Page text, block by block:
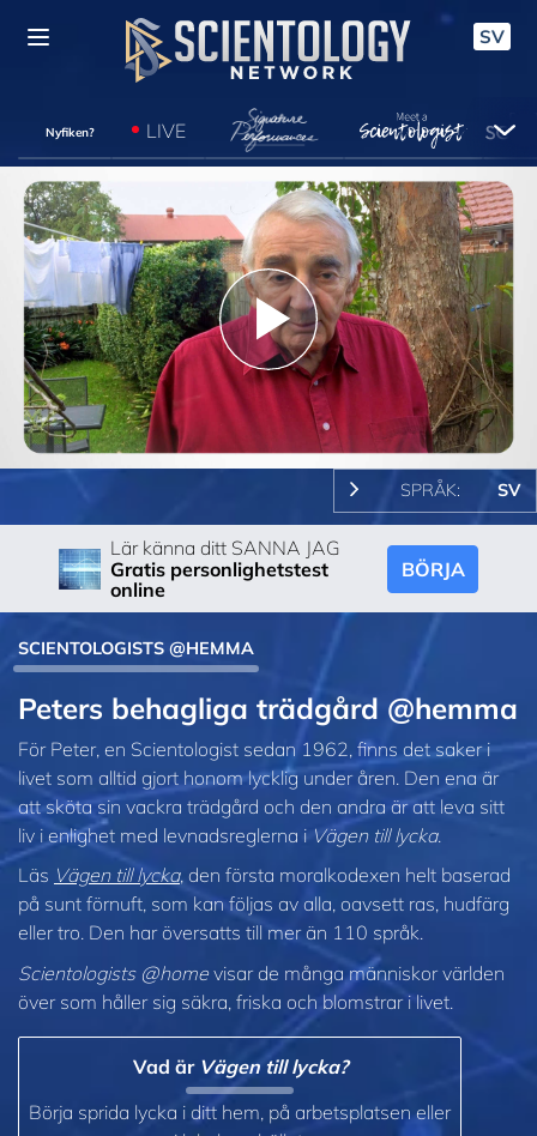
SV
Nyfiken? LIVE
Play
Video
SPRÅK: SV
Lär känna ditt SANNA JAG
Gratis personlighetstest
online
BÖRJA
SCIENTOLOGISTS @HEMMA
Peters behagliga trädgård @hemma
För Peter, en Scientologist sedan 1962, finns det saker i
livet som alltid gjort honom lycklig under åren. Den ena är
att sköta sin vackra trädgård och den andra är att leva sitt
liv i enlighet med levnadsreglerna i Vägen till lycka.
Läs Vägen till lycka, den första moralkodexen helt baserad
på sunt förnuft, som kan följas av alla, oavsett ras, hudfärg
eller tro. Den har översatts till mer än 110 språk.
Scientologists @home visar de många människor världen
över som håller sig säkra, friska och blomstrar i livet.
Vad är Vägen till lycka?
Börja sprida lycka i ditt hem, på arbetsplatsen eller